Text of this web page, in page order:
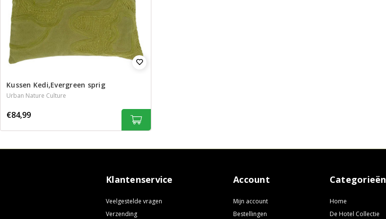
Kussen Kedi,Evergreen sprig
Urban Nature Culture
€84,99
Klantenservice
Veelgestelde vragen
Verzending
Account
Mijn account
Bestellingen
Categorieën
Home
De Hotel Collectie